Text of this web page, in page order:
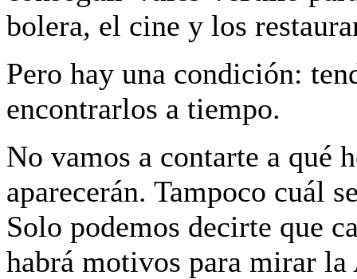
bolera, el cine y los
Pero hay una condición:
encontrarlos a tiempo.
No vamos a contarte a qué
aparecerán. Tampoco cuál
Solo podemos decirte que
habrá motivos para mirar la